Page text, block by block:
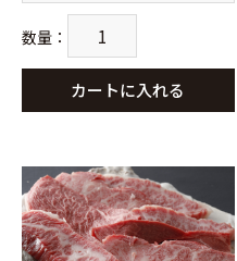
数量 ：
カートに入れる